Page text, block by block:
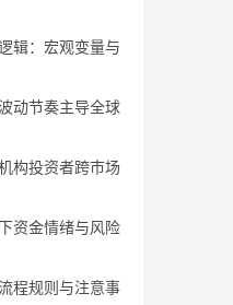
辑：宏观变量与
动节奏主导全球
构投资者跨市场
资金情绪与风险
程规则与注意事